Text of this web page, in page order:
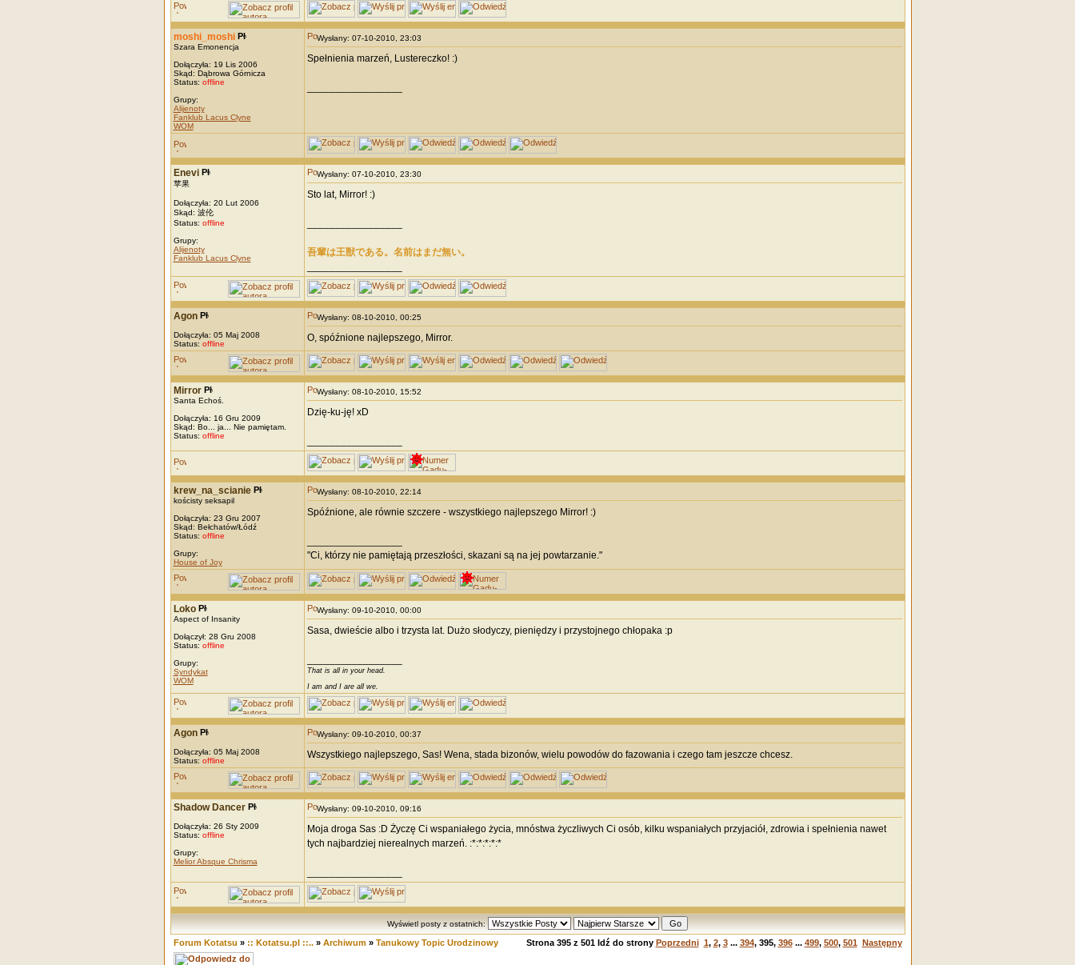
moshi_moshi
Szara Emonencja
Dołączyła: 19 Lis 2006
Skąd: Dąbrowa Górnicza
Status: offline
Grupy:
Alijenoty
Fanklub Lacus Clyne
WOM
Wysłany: 07-10-2010, 23:03
Spełnienia marzeń, Lustereczko! :)
Enevi
苹果
Dołączyła: 20 Lut 2006
Skąd: 波伦
Status: offline
Grupy:
Alijenoty
Fanklub Lacus Clyne
Wysłany: 07-10-2010, 23:30
Sto lat, Mirror! :)
吾輩は王獣である。名前はまだ無い。
Agon
Dołączyła: 05 Maj 2008
Status: offline
Wysłany: 08-10-2010, 00:25
O, spóźnione najlepszego, Mirror.
Mirror
Santa Echoś.
Dołączyła: 16 Gru 2009
Skąd: Bo... ja... Nie pamiętam.
Status: offline
Wysłany: 08-10-2010, 15:52
Dzię-ku-ję! xD
krew_na_scianie
kościsty seksapil
Dołączyła: 23 Gru 2007
Skąd: Bełchatów/Łódź
Status: offline
Grupy:
House of Joy
Wysłany: 08-10-2010, 22:14
Spóźnione, ale równie szczere - wszystkiego najlepszego Mirror! :)
"Ci, którzy nie pamiętają przeszłości, skazani są na jej powtarzanie."
Loko
Aspect of Insanity
Dołączył: 28 Gru 2008
Status: offline
Grupy:
Syndykat
WOM
Wysłany: 09-10-2010, 00:00
Sasa, dwieście albo i trzysta lat. Dużo słodyczy, pieniędzy i przystojnego chłopaka :p
That is all in your head.
I am and I are all we.
Agon
Dołączyła: 05 Maj 2008
Status: offline
Wysłany: 09-10-2010, 00:37
Wszystkiego najlepszego, Sas! Wena, stada bizonów, wielu powodów do fazowania i czego tam jeszcze chcesz.
Shadow Dancer
Dołączyła: 26 Sty 2009
Status: offline
Grupy:
Melior Absque Chrisma
Wysłany: 09-10-2010, 09:16
Moja droga Sas :D Życzę Ci wspaniałego życia, mnóstwa życzliwych Ci osób, kilku wspaniałych przyjaciół, zdrowia i spełnienia nawet
tych najbardziej nierealnych marzeń. :*:*:*:*:*
Wyświetl posty z ostatnich:
Forum Kotatsu » :: Kotatsu.pl ::..» Archiwum» Tanukowy Topic Urodzinowy Strona 395z 501Idź do strony Poprzedni 1, 2, 3... 394, 395, 396... 499, 500, 501 Następny